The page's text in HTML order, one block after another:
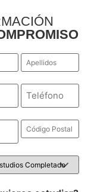
Apellidos
*
Teléfono
Código
Postal